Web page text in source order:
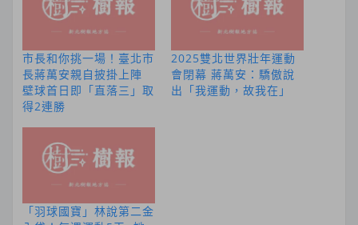
市長和你挑一場！臺北市
長蔣萬安親自披掛上陣
壁球首日即「直落三」取
得2連勝
2025雙北世界壯年運動
會閉幕 蔣萬安：驕傲說
出「我運動，故我在」
「羽球國寶」林說第二金